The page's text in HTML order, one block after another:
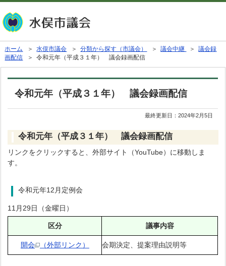
ホーム ＞水俣市議会 ＞分類から探す（市議会） ＞議会中継 ＞議会録
画配信 ＞ 令和元年（平成３１年） 議会録画配信
令和元年（平成３１年） 議会録画配信
最終更新日：2024年2月5日
令和元年（平成３１年） 議会録画配信
リンクをクリックすると、外部サイト（YouTube）に移動しま
す。
令和元年12月定例会
11月29日（金曜日）
区分 議事内容
開会 （外部リンク） 会期決定、提案理由説明等